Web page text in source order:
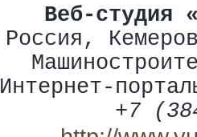
Веб-студия
Россия ,
Интернет-
+7